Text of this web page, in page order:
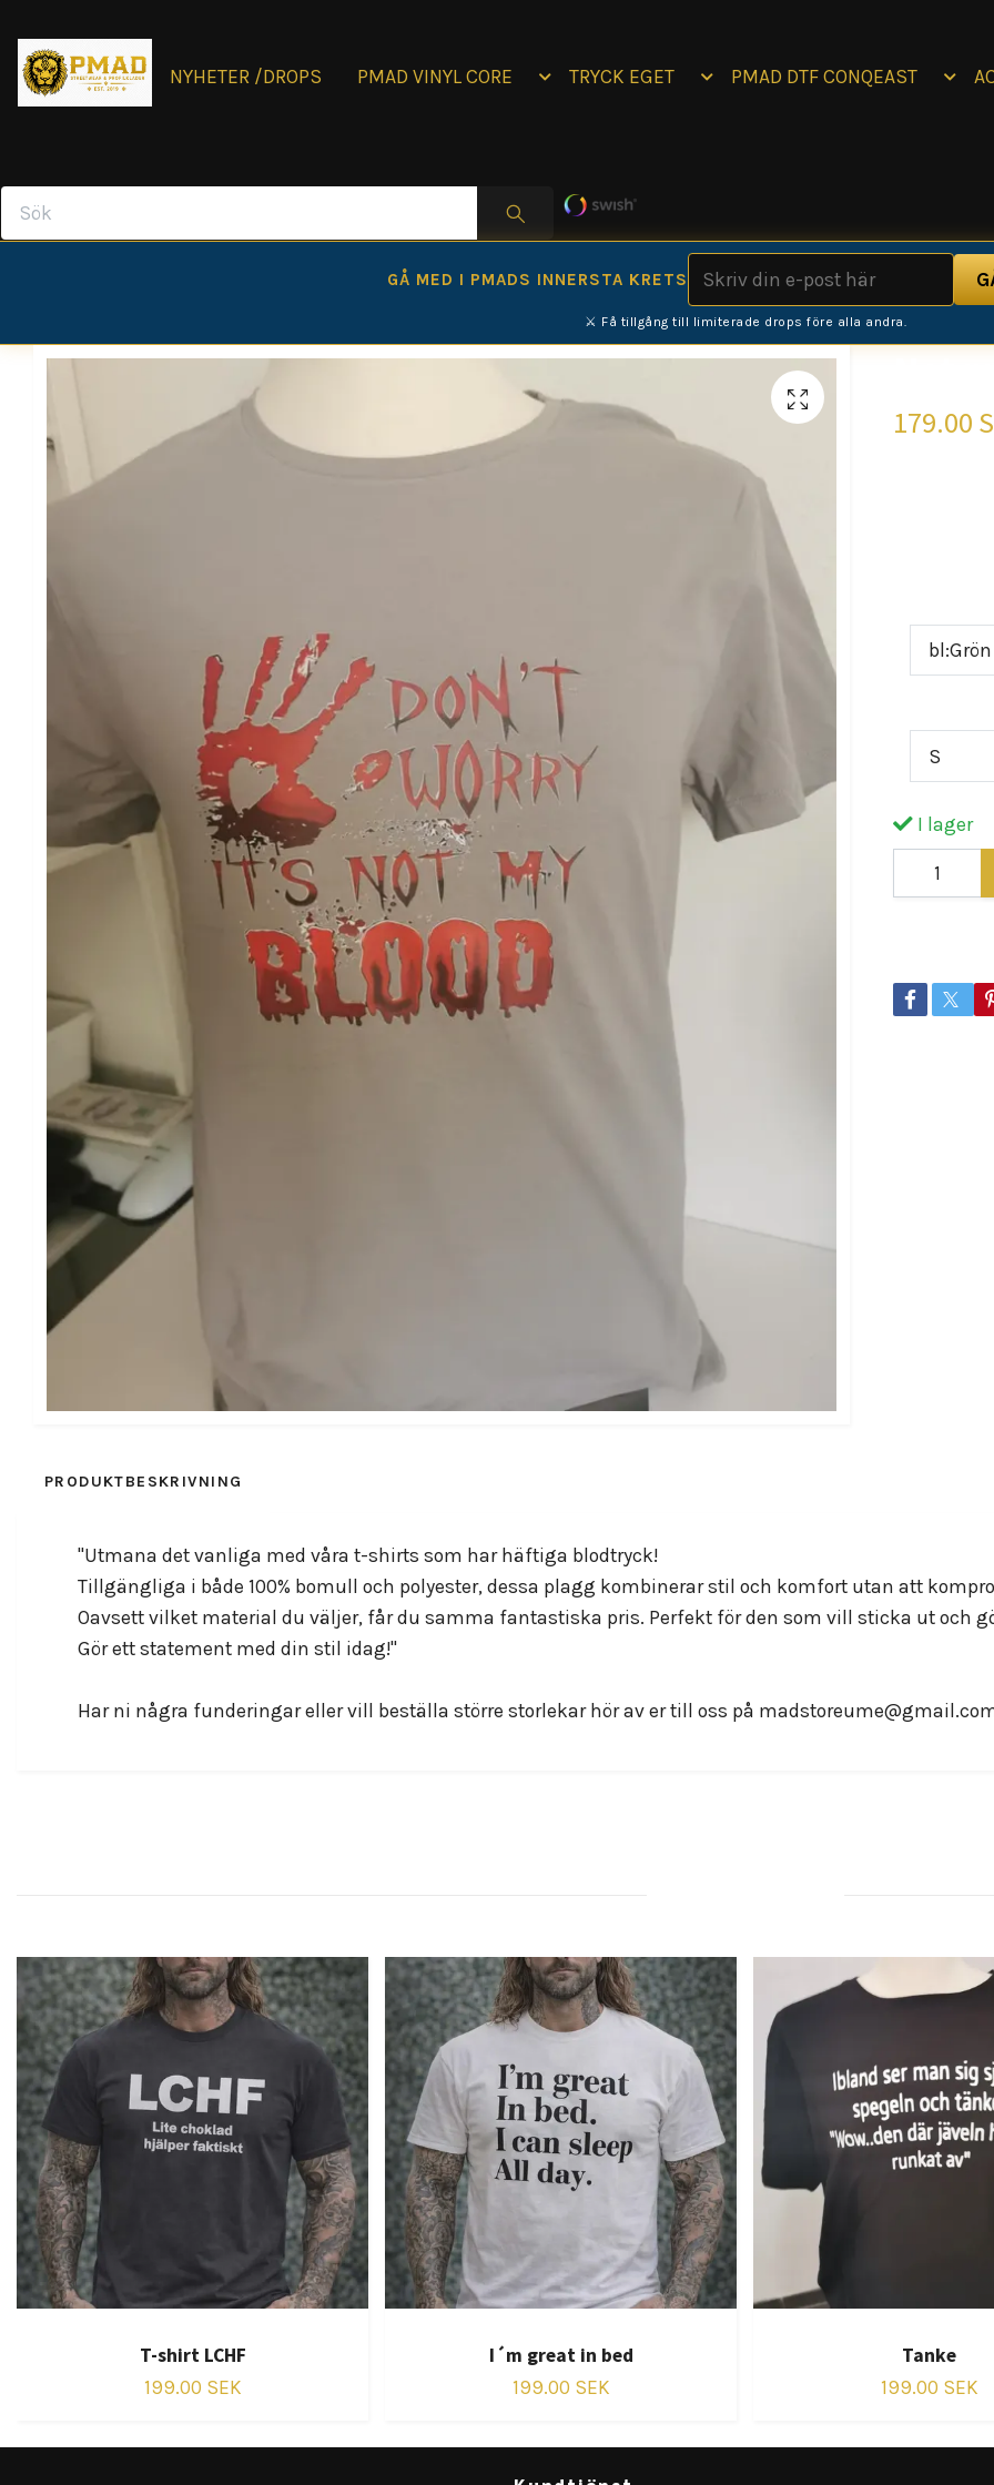
NYHETER /DROPS PMAD VINYL CORE TRYCK EGET PMAD DTF CONQEAST
GÅ MED I PMADS INNERSTA KRETS
⚔️ Få tillgång till limiterade drops före alla andra.
179.00
bl:Grön
S
I lager
PRODUKTBESKRIVNING
"Utmana det vanliga med våra t-shirts som har häftiga blodtryck!
Tillgängliga i både 100% bomull och polyester, dessa plagg kombinerar stil och komfort utan att
Oavsett vilket material du väljer, får du samma fantastiska pris. Perfekt för den som vill sticka ut och
Gör ett statement med din stil idag!"
Har ni några funderingar eller vill beställa större storlekar hör av er till oss på
T-shirt LCHF
199.00 SEK
I´m great in bed
199.00 SEK
Tanke
199.00 SEK